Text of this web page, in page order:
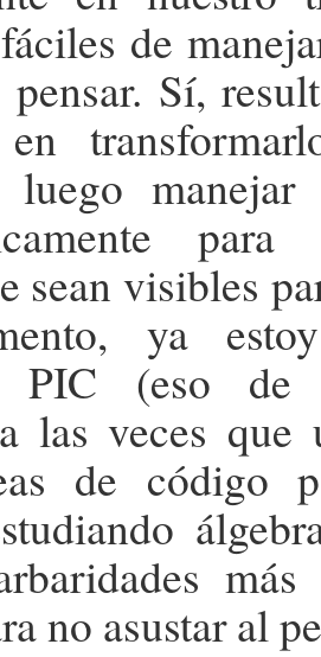
de
pensar. Sí,
en
manejar
sean visibles
ya
PIC (eso de
las veces que
de código
no asustar al